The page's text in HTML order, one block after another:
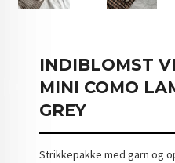
INDIBLOMST
MINI COMO
GREY
Strikkepakke med garn og